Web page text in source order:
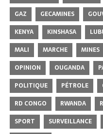
GAZ
GECAMINES
KENYA
KINSHASA
MALI
MARCHE MINES
OPINION
OUGANDA
POLITIQUE
PÉTROLE
RD CONGO
RWANDA
SPORT
SURVEILLANCE